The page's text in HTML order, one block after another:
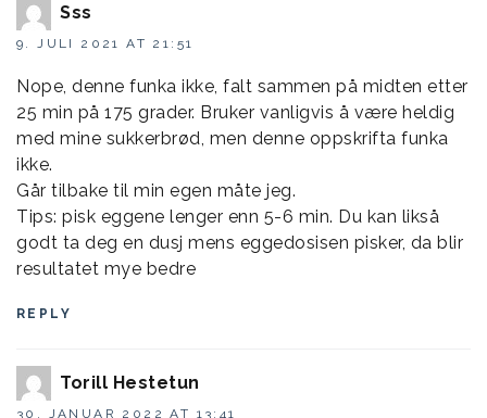
Sss
9. JULI 2021 AT 21:51
Nope, denne funka ikke, falt sammen på midten etter
25 min på 175 grader. Bruker vanligvis å være heldig
med mine sukkerbrød, men denne oppskrifta funka
ikke.
Går tilbake til min egen måte jeg.
Tips: pisk eggene lenger enn 5-6 min. Du kan likså
godt ta deg en dusj mens eggedosisen pisker, da blir
resultatet mye bedre
REPLY
Torill Hestetun
30. JANUAR 2022 AT 13:41